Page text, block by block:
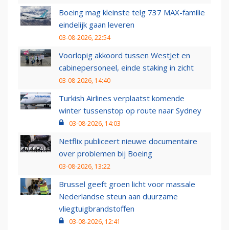
Boeing mag kleinste telg 737 MAX-familie
eindelijk gaan leveren
03-08-2026, 22:54
Voorlopig akkoord tussen WestJet en
cabinepersoneel, einde staking in zicht
03-08-2026, 14:40
Turkish Airlines verplaatst komende
winter tussenstop op route naar Sydney
03-08-2026, 14:03
Netflix publiceert nieuwe documentaire
over problemen bij Boeing
03-08-2026, 13:22
Brussel geeft groen licht voor massale
Nederlandse steun aan duurzame
vliegtuigbrandstoffen
03-08-2026, 12:41